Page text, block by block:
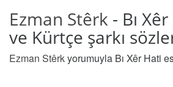
Ezman Stêrk - Bı
ve Kürtçe şarkı
Ezman Stêrkyorumuyla Bı Xêr Hati